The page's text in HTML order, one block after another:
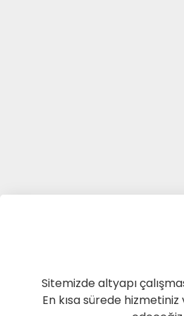
Sitemizde altyapı
En kısa sürede